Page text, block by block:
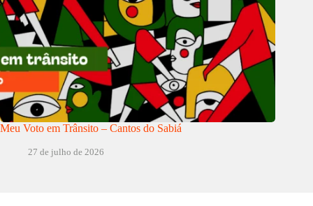
Meu Voto em Trânsito – Cantos do Sabiá
27 de julho de 2026